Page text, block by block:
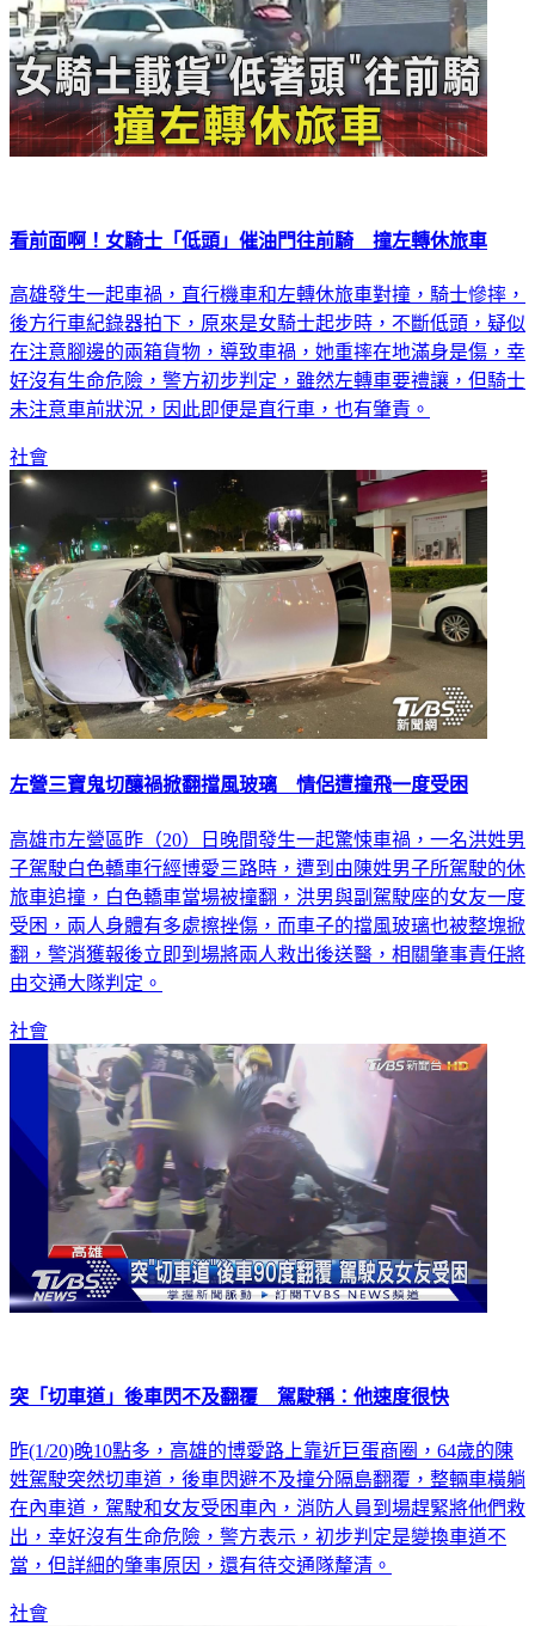
看前面啊！女騎士「低頭」催油門往前騎 撞左轉休旅車
高雄發生一起車禍，直行機車和左轉休旅車對撞，騎士慘摔，
後方行車紀錄器拍下，原來是女騎士起步時，不斷低頭，疑似
在注意腳邊的兩箱貨物，導致車禍，她重摔在地滿身是傷，幸
好沒有生命危險，警方初步判定，雖然左轉車要禮讓，但騎士
未注意車前狀況，因此即便是直行車，也有肇責。
社會
左營三寶鬼切釀禍掀翻擋風玻璃 情侶遭撞飛一度受困
高雄市左營區昨（20）日晚間發生一起驚悚車禍，一名洪姓男
子駕駛白色轎車行經博愛三路時，遭到由陳姓男子所駕駛的休
旅車追撞，白色轎車當場被撞翻，洪男與副駕駛座的女友一度
受困，兩人身體有多處擦挫傷，而車子的擋風玻璃也被整塊掀
翻，警消獲報後立即到場將兩人救出後送醫，相關肇事責任將
由交通大隊判定。
社會
突「切車道」後車閃不及翻覆 駕駛稱：他速度很快
昨(1/20)晚10點多，高雄的博愛路上靠近巨蛋商圈，64歲的陳
姓駕駛突然切車道，後車閃避不及撞分隔島翻覆，整輛車橫躺
在內車道，駕駛和女友受困車內，消防人員到場趕緊將他們救
出，幸好沒有生命危險，警方表示，初步判定是變換車道不
當，但詳細的肇事原因，還有待交通隊釐清。
社會